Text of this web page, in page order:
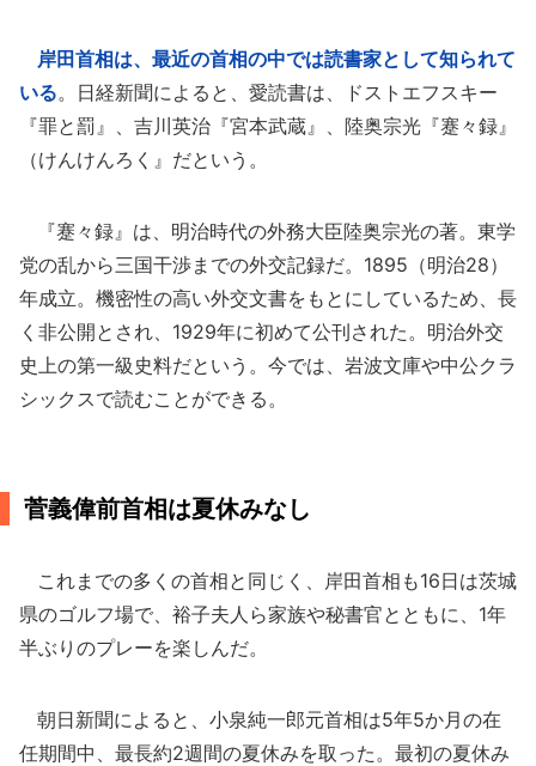
岸田首相は、最近の首相の中では読書家として知られて
いる。日経新聞によると、愛読書は、ドストエフスキー
『罪と罰』、吉川英治『宮本武蔵』、陸奥宗光『蹇々録』
（けんけんろく』だという。
『蹇々録』は、明治時代の外務大臣陸奥宗光の著。東学
党の乱から三国干渉までの外交記録だ。1895（明治28）
年成立。機密性の高い外交文書をもとにしているため、長
く非公開とされ、1929年に初めて公刊された。明治外交
史上の第一級史料だという。今では、岩波文庫や中公クラ
シックスで読むことができる。
菅義偉前首相は夏休みなし
これまでの多くの首相と同じく、岸田首相も16日は茨城
県のゴルフ場で、裕子夫人ら家族や秘書官とともに、1年
半ぶりのプレーを楽しんだ。
朝日新聞によると、小泉純一郎元首相は5年5か月の在
任期間中、最長約2週間の夏休みを取った。最初の夏休み